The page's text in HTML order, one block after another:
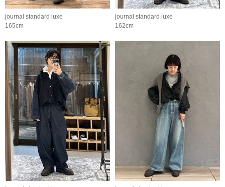
journal standard luxe
165cm
journal standard luxe
162cm